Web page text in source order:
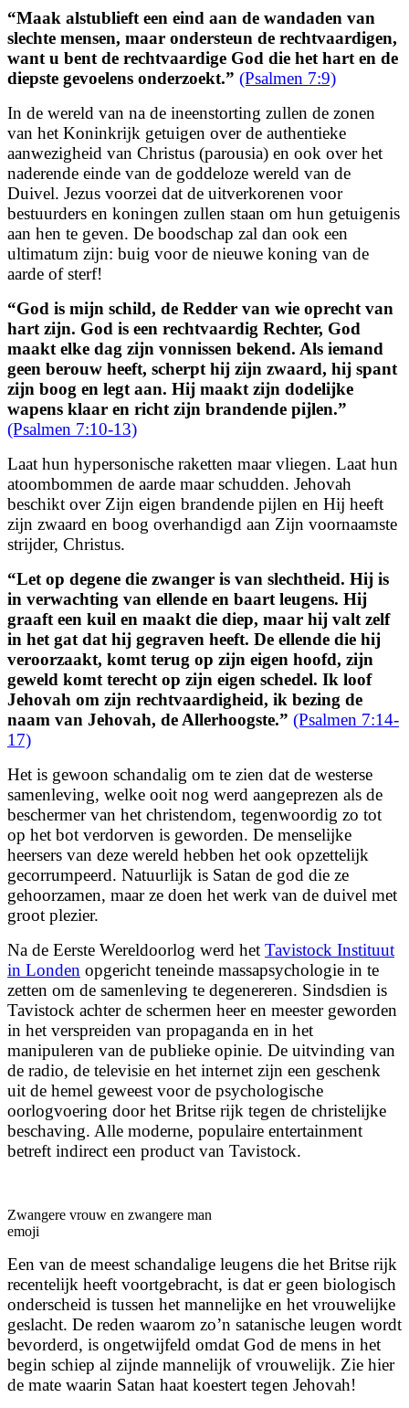
“Maak alstublieft een eind aan de wandaden van
slechte mensen, maar ondersteun de rechtvaardigen,
want u bent de rechtvaardige God die het hart en de
diepste gevoelens onderzoekt.” (Psalmen 7:9)
In de wereld van na de ineenstorting zullen de zonen
van het Koninkrijk getuigen over de authentieke
aanwezigheid van Christus (parousia) en ook over het
naderende einde van de goddeloze wereld van de
Duivel. Jezus voorzei dat de uitverkorenen voor
bestuurders en koningen zullen staan om hun getuigenis
aan hen te geven. De boodschap zal dan ook een
ultimatum zijn: buig voor de nieuwe koning van de
aarde of sterf!
“God is mijn schild, de Redder van wie oprecht van
hart zijn. God is een rechtvaardig Rechter, God
maakt elke dag zijn vonnissen bekend. Als iemand
geen berouw heeft, scherpt hij zijn zwaard, hij spant
zijn boog en legt aan. Hij maakt zijn dodelijke
wapens klaar en richt zijn brandende pijlen.”
(Psalmen 7:10-13)
Laat hun hypersonische raketten maar vliegen. Laat hun
atoombommen de aarde maar schudden. Jehovah
beschikt over Zijn eigen brandende pijlen en Hij heeft
zijn zwaard en boog overhandigd aan Zijn voornaamste
strijder, Christus.
“Let op degene die zwanger is van slechtheid. Hij is
in verwachting van ellende en baart leugens. Hij
graaft een kuil en maakt die diep, maar hij valt zelf
in het gat dat hij gegraven heeft. De ellende die hij
veroorzaakt, komt terug op zijn eigen hoofd, zijn
geweld komt terecht op zijn eigen schedel. Ik loof
Jehovah om zijn rechtvaardigheid, ik bezing de
naam van Jehovah, de Allerhoogste.” (Psalmen 7:14-
17)
Het is gewoon schandalig om te zien dat de westerse
samenleving, welke ooit nog werd aangeprezen als de
beschermer van het christendom, tegenwoordig zo tot
op het bot verdorven is geworden. De menselijke
heersers van deze wereld hebben het ook opzettelijk
gecorrumpeerd. Natuurlijk is Satan de god die ze
gehoorzamen, maar ze doen het werk van de duivel met
groot plezier.
Na de Eerste Wereldoorlog werd het Tavistock Instituut
in Londen opgericht teneinde massapsychologie in te
zetten om de samenleving te degenereren. Sindsdien is
Tavistock achter de schermen heer en meester geworden
in het verspreiden van propaganda en in het
manipuleren van de publieke opinie. De uitvinding van
de radio, de televisie en het internet zijn een geschenk
uit de hemel geweest voor de psychologische
oorlogvoering door het Britse rijk tegen de christelijke
beschaving. Alle moderne, populaire entertainment
betreft indirect een product van Tavistock.
Zwangere vrouw en zwangere man
emoji
Een van de meest schandalige leugens die het Britse rijk
recentelijk heeft voortgebracht, is dat er geen biologisch
onderscheid is tussen het mannelijke en het vrouwelijke
geslacht. De reden waarom zo’n satanische leugen wordt
bevorderd, is ongetwijfeld omdat God de mens in het
begin schiep al zijnde mannelijk of vrouwelijk. Zie hier
de mate waarin Satan haat koestert tegen Jehovah!